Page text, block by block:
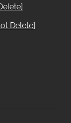
Delete]